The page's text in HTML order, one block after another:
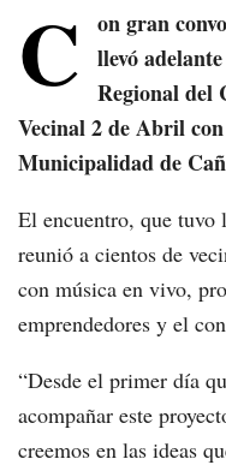
C
on gran
llevó
Regional del
Vecinal 2 de Abril
Municipalidad de
El encuentro, que tuvo
reunió a cientos de
con música en vivo,
emprendedores y el
“Desde el primer día
acompañar este
creemos en las ideas